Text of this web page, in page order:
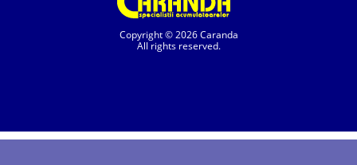
Copyright © 2026 Caranda
All rights reserved.